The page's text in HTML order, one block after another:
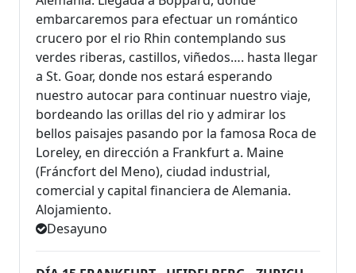
embarcaremos para efectuar un romántico
crucero por el rio Rhin contemplando sus
verdes riberas, castillos, viñedos…. hasta llegar
a St. Goar, donde nos estará esperando
nuestro autocar para continuar nuestro viaje,
bordeando las orillas del rio y admirar los
bellos paisajes pasando por la famosa Roca de
Loreley, en dirección a Frankfurt a. Maine
(Fráncfort del Meno), ciudad industrial,
comercial y capital financiera de Alemania.
Alojamiento.
Desayuno